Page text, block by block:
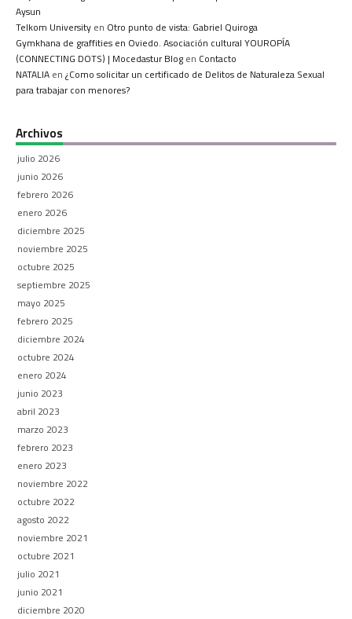
Aysun
Telkom University en Otro punto de vista: Gabriel Quiroga
Gymkhana de graffities en Oviedo. Asociación cultural YOUROPÍA
(CONNECTING DOTS) | Mocedastur Blog en Contacto
NATALIA en ¿Como solicitar un certificado de Delitos de Naturaleza Sexual
para trabajar con menores?
Archivos
julio 2026
junio 2026
febrero 2026
enero 2026
diciembre 2025
noviembre 2025
octubre 2025
septiembre 2025
mayo 2025
febrero 2025
diciembre 2024
octubre 2024
enero 2024
junio 2023
abril 2023
marzo 2023
febrero 2023
enero 2023
noviembre 2022
octubre 2022
agosto 2022
noviembre 2021
octubre 2021
julio 2021
junio 2021
diciembre 2020